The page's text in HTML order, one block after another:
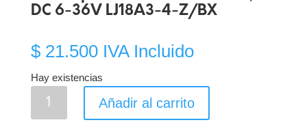
DC 6-36V LJ18A3-4-Z/BX
$21.500 IVA Incluido
Hay existencias
Interruptor
Añadir al carrito